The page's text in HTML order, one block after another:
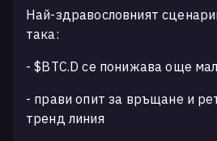
Най-здравословният
така:
- $BTC.D се понижава още
- прави опит за връщане и
тренд линия